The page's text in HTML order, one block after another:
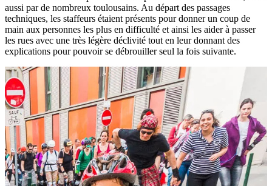
aussi par de nombreux toulousains. Au départ des passages
techniques, les staffeurs étaient présents pour donner un coup de
main aux personnes les plus en difficulté et ainsi les aider à passer
les rues avec une très légère déclivité tout en leur donnant des
explications pour pouvoir se débrouiller seul la fois suivante.